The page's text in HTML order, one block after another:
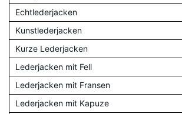
Echtlederjacken
Kunstlederjacken
Kurze Lederjacken
Lederjacken mit Fell
Lederjacken mit Fransen
Lederjacken mit Kapuze